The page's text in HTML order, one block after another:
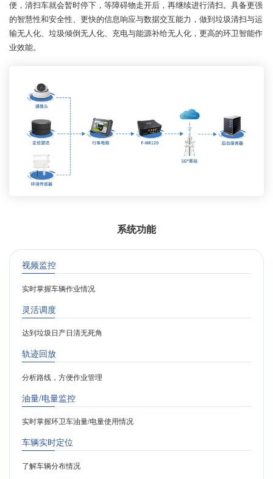
便，清扫车就会暂时停下，等障碍物走开后，再继续进行清扫。具备更强
的智慧性和安全性、更快的信息响应与数据交互能力，做到垃圾清扫与运
输无人化、垃圾倾倒无人化、充电与能源补给无人化，更高的环卫智能作
业效能。
系统功能
视频监控
实时掌握车辆作业情况
灵活调度
达到垃圾日产日清无死角
轨迹回放
分析路线，方便作业管理
油量/电量监控
实时掌握环卫车油量/电量使用情况
车辆实时定位
了解车辆分布情况